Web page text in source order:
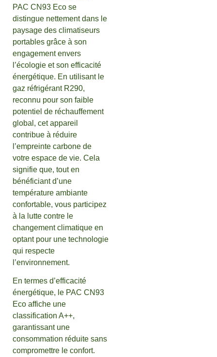
PAC CN93 Eco se
distingue nettement dans le
paysage des climatiseurs
portables grâce à son
engagement envers
l’écologie et son efficacité
énergétique. En utilisant le
gaz réfrigérant R290,
reconnu pour son faible
potentiel de réchauffement
global, cet appareil
contribue à réduire
l’empreinte carbone de
votre espace de vie. Cela
signifie que, tout en
bénéficiant d’une
température ambiante
confortable, vous participez
à la lutte contre le
changement climatique en
optant pour une technologie
qui respecte
l’environnement.
En termes d’efficacité
énergétique, le PAC CN93
Eco affiche une
classification A++,
garantissant une
consommation réduite sans
compromettre le confort.